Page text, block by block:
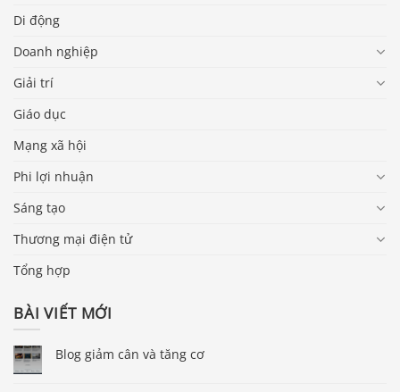
Di động
Doanh nghiệp
Giải trí
Giáo dục
Mạng xã hội
Phi lợi nhuận
Sáng tạo
Thương mại điện tử
Tổng hợp
BÀI VIẾT MỚI
Blog giảm cân và tăng cơ